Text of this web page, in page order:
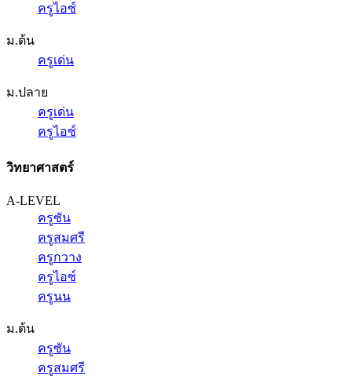
ครูไอซ์
ม.ต้น
ครูเด่น
ม.ปลาย
ครูเด่น
ครูไอซ์
วิทยาศาสตร์
A-LEVEL
ครูซัน
ครูสมศรี
ครูกวาง
ครูไอซ์
ครูนน
ม.ต้น
ครูซัน
ครูสมศรี